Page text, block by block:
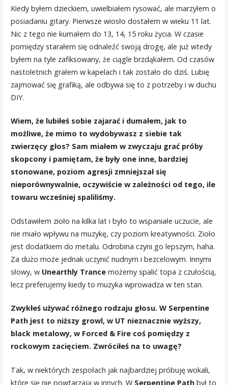
Kiedy byłem dzieckiem, uwielbiałem rysować, ale marzyłem o
posiadaniu gitary. Pierwsze wiosło dostałem w wieku 11 lat.
Nic z tego nie kumałem do 13, 14, 15 roku życia. W czasie
pomiędzy starałem się odnaleźć swoją drogę, ale już wtedy
byłem na tyle zafiksowany, że ciągle brzdąkałem. Od czasów
nastoletnich grałem w kapelach i tak zostało do dziś. Lubię
zajmować się grafiką, ale odbywa się to z potrzeby i w duchu
DIY.
Wiem, że lubiłeś sobie zajarać i dumałem, jak to
możliwe, że mimo to wydobywasz z siebie tak
zwierzęcy głos? Sam miałem w zwyczaju grać próby
skopcony i pamiętam, że były one inne, bardziej
stonowane, poziom agresji zmniejszał się
nieporównywalnie, oczywiście w zależności od tego, ile
towaru wcześniej spaliliśmy.
Odstawiłem zioło na kilka lat i było to wspaniałe uczucie, ale
nie miało wpływu na muzykę, czy poziom kreatywności. Zioło
jest dodatkiem do metalu. Odrobina czyni go lepszym, haha.
Za dużo może jednak uczynić nudnym i bezcelowym. Innymi
słowy, w Unearthly Trancemożemy spalić topa z czułością,
lecz preferujemy kiedy to muzyka wprowadza w ten stan.
Zwykłeś używać różnego rodzaju głosu. W Serpentine
Path jest to niższy growl, w UT nieznacznie wyższy,
black metalowy, w Forced & Fire coś pomiędzy z
rockowym zacięciem. Zwróciłeś na to uwagę?
Tak, w niektórych zespołach jak najbardziej próbuję wokali,
które się nie powtarzają w innych. W Serpentine Pathbył to